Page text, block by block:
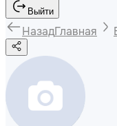
Выйти
НазадГлавная